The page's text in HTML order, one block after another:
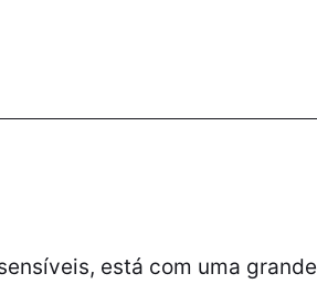
está com uma grande